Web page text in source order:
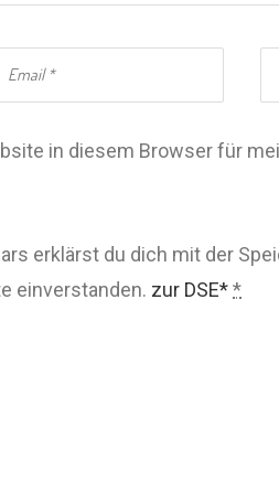
in diesem Browser für
erklärst du dich mit der
einverstanden. zur DSE**